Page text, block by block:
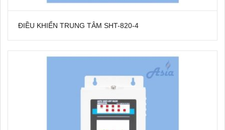
ĐIỀU KHIỂN TRUNG TÂM SHT-820-4